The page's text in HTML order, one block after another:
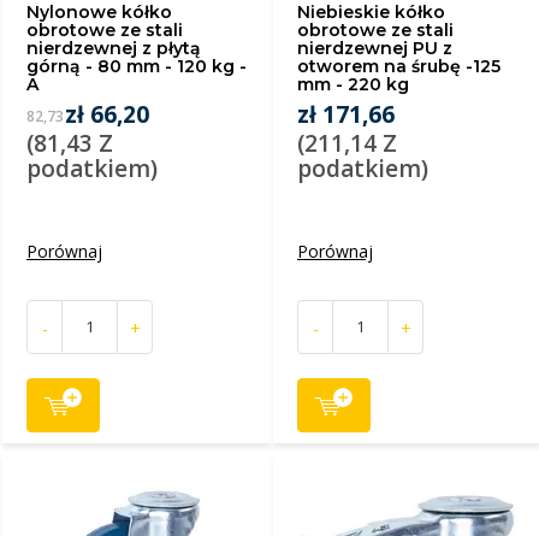
Nylonowe kółko
obrotowe ze stali
nierdzewnej z płytą
górną - 80 mm - 120 kg -
A
82,73zł 66,20
(81,43 Z
podatkiem)
Porównaj
- +
Niebieskie kółko
obrotowe ze stali
nierdzewnej PU z
otworem na śrubę -125
mm - 220 kg
zł 171,66
(211,14 Z
podatkiem)
Porównaj
- +